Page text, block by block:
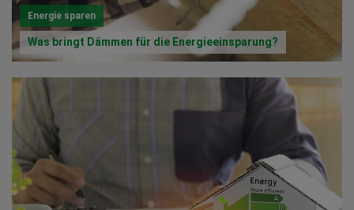
Energie sparen
Was bringt Dämmen für die Energieeinsparung?